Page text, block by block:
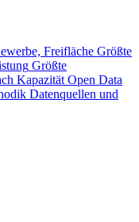
Freifläche Größte
Größte
Kapazität Open Data
Datenquellen und